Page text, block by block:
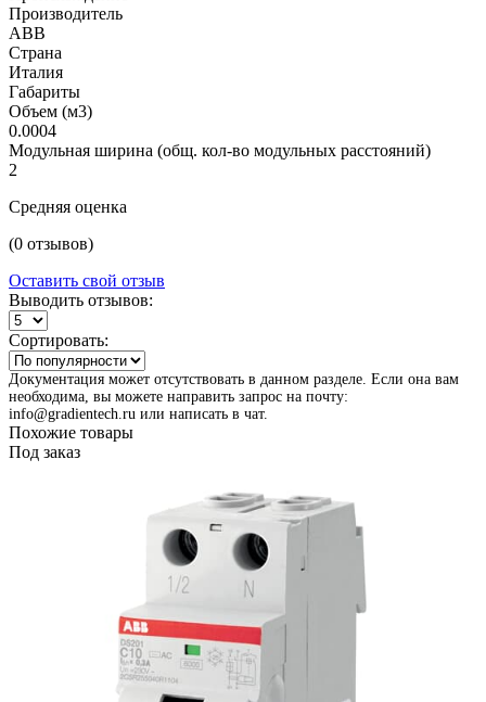
Производитель
ABB
Страна
Италия
Габариты
Объем (м3)
0.0004
Модульная ширина (общ. кол-во модульных расстояний)
2
Средняя оценка
(0 отзывов)
Оставить свой отзыв
Выводить отзывов:
Сортировать:
Документация может отсутствовать в данном разделе. Если она вам
необходима, вы можете направить запрос на почту:
info@gradientech.ru или написать в чат.
Похожие товары
Под заказ